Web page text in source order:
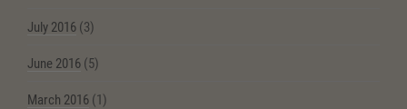
July 2016 (3)
June 2016 (5)
March 2016 (1)